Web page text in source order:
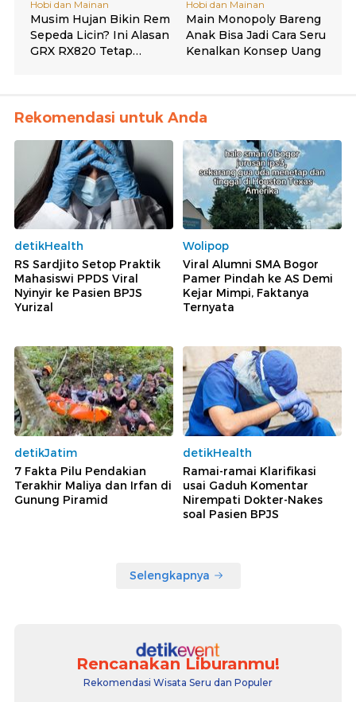
Rekomendasi untuk Anda
detikHealth
RS Sardjito Setop Praktik
Mahasiswi PPDS Viral
Nyinyir ke Pasien BPJS
Yurizal
Wolipop
Viral Alumni SMA Bogor
Pamer Pindah ke AS Demi
Kejar Mimpi, Faktanya
Ternyata
detikJatim
7 Fakta Pilu Pendakian
Terakhir Maliya dan Irfan di
Gunung Piramid
detikHealth
Ramai-ramai Klarifikasi
usai Gaduh Komentar
Nirempati Dokter-Nakes
soal Pasien BPJS
Selengkapnya
Rencanakan Liburanmu!
Rekomendasi Wisata Seru dan Populer